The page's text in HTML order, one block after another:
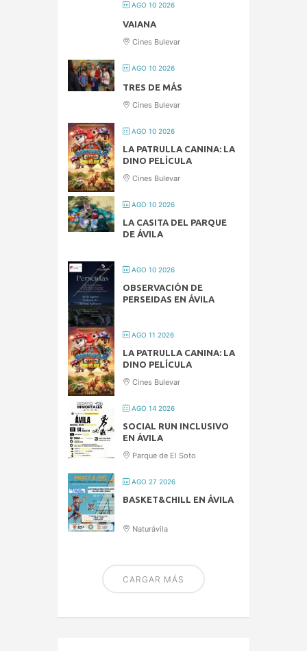
AGO 10 2026
VAIANA
Cines Bulevar
AGO 10 2026
TRES DE MÁS
Cines Bulevar
AGO 10 2026
LA PATRULLA CANINA: LA
DINO PELÍCULA
Cines Bulevar
AGO 10 2026
LA CASITA DEL PARQUE
DE ÁVILA
AGO 10 2026
OBSERVACIÓN DE
PERSEIDAS EN ÁVILA
AGO 11 2026
LA PATRULLA CANINA: LA
DINO PELÍCULA
Cines Bulevar
AGO 14 2026
SOCIAL RUN INCLUSIVO
EN ÁVILA
Parque de El Soto
AGO 27 2026
BASKET&CHILL EN ÁVILA
Naturávila
CARGAR MÁS